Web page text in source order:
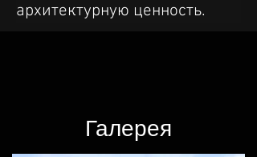
архитектурную ценность.
Галерея​